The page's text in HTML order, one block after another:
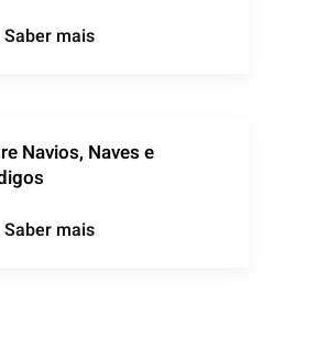
Saber mais
Navios, Naves e
Saber mais